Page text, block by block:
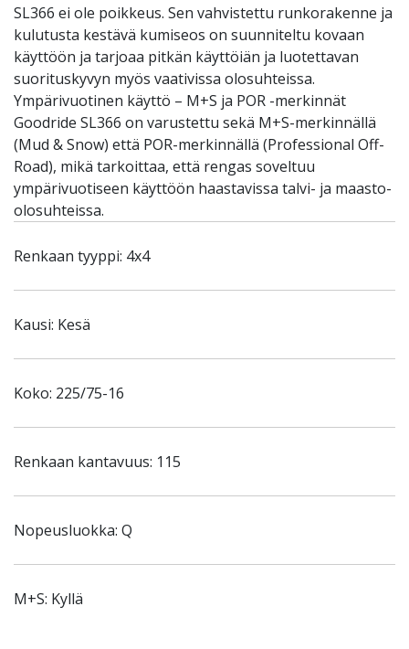
SL366 ei ole poikkeus. Sen vahvistettu runkorakenne ja
kulutusta kestävä kumiseos on suunniteltu kovaan
käyttöön ja tarjoaa pitkän käyttöiän ja luotettavan
suorituskyvyn myös vaativissa olosuhteissa.
Ympärivuotinen käyttö – M+S ja POR -merkinnät
Goodride SL366 on varustettu sekä M+S-merkinnällä
(Mud & Snow) että POR-merkinnällä (Professional Off-
Road), mikä tarkoittaa, että rengas soveltuu
ympärivuotiseen käyttöön haastavissa talvi- ja maasto-
olosuhteissa.
Renkaan tyyppi: 4x4
Kausi: Kesä
Koko: 225/75-16
Renkaan kantavuus: 115
Nopeusluokka: Q
M+S: Kyllä